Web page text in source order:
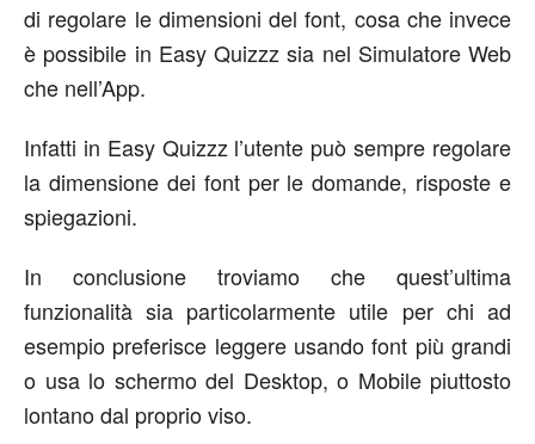
di regolare le dimensioni del font, cosa che invece
è possibile in Easy Quizzz sia nel Simulatore Web
che nell’App.
Infatti in Easy Quizzz l’utente può sempre regolare
la dimensione dei font per le domande, risposte e
spiegazioni.
In conclusione troviamo che quest’ultima
funzionalità sia particolarmente utile per chi ad
esempio preferisce leggere usando font più grandi
o usa lo schermo del Desktop, o Mobile piuttosto
lontano dal proprio viso.